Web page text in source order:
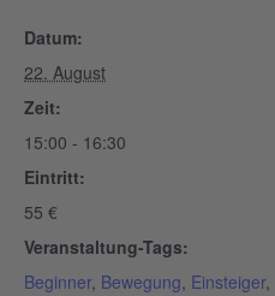
Datum:
22. August
Zeit:
15:00 - 16:30
Eintritt:
55 €
Veranstaltung-Tags:
Beginner, Bewegung, Einsteiger,